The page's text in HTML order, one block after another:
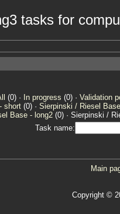
tasks for
(0) · In progress (0) · Validation
short(0) · Sierpinski / Riesel Base
Base - long2(0) · Sierpinski /
Task name:
Main
Copyright ©